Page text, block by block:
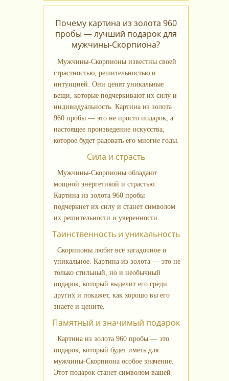
Почему картина из золота 960
пробы — лучший подарок для
мужчины-Скорпиона?
Мужчины-Скорпионы известны своей
страстностью, решительностью и
интуицией. Они ценят уникальные
вещи, которые подчеркивают их силу и
индивидуальность. Картина из золота
960 пробы — это не просто подарок, а
настоящее произведение искусства,
которое будет радовать его многие годы.
Сила и страсть
Мужчины-Скорпионы обладают
мощной энергетикой и страстью.
Картина из золота 960 пробы
подчеркнет их силу и станет символом
их решительности и уверенности.
Таинственность и уникальность
Скорпионы любят всё загадочное и
уникальное. Картина из золота — это не
только стильный, но и необычный
подарок, который выделит его среди
других и покажет, как хорошо вы его
знаете и цените.
Памятный и значимый подарок
Картина из золота 960 пробы — это
подарок, который будет иметь для
мужчины-Скорпиона особое значение.
Этот подарок станет символом вашей